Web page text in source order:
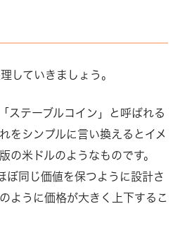
していきましょう。
ステーブルコイン」と呼ばれる
をシンプルに言い換えるとイメ
の米ドルのようなものです。
ぼ同じ価値を保つように設計さ
ように価格が大きく上下するこ